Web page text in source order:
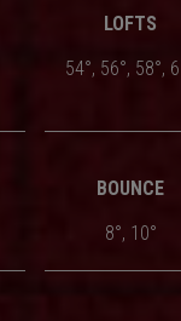
LOFTS
54°, 56°, 58°,
BOUNCE
8°, 10°